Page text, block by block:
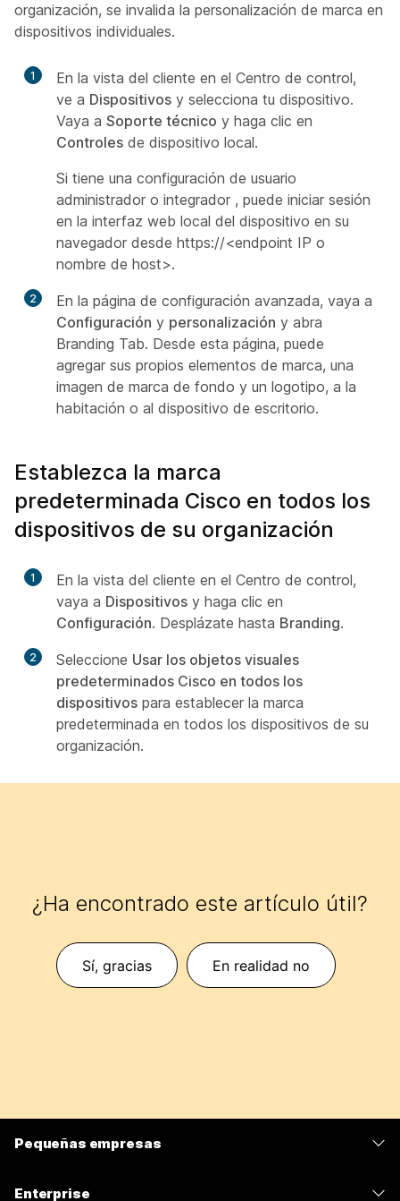
organización, se invalida la personalización de marca en
dispositivos individuales.
1
En la vista del cliente en el Centro de control,
ve a Dispositivos y selecciona tu dispositivo.
Vaya a Soporte técnico y haga clic en
Controles de dispositivo local.
Si tiene una configuración de usuario
administrador o integrador , puede iniciar sesión
en la interfaz web local del dispositivo en su
navegador desde https://<endpoint IP o
nombre de host>.
2
En la página de configuración avanzada, vaya a
Configuración y personalización y abra
Branding Tab. Desde esta página, puede
agregar sus propios elementos de marca, una
imagen de marca de fondo y un logotipo, a la
habitación o al dispositivo de escritorio.
Establezca la marca
predeterminada Cisco en todos los
dispositivos de su organización
1
En la vista del cliente en el Centro de control,
vaya a Dispositivos y haga clic en
Configuración. Desplázate hasta Branding.
2 Seleccione Usar los objetos visuales
predeterminados Cisco en todos los
dispositivos para establecer la marca
predeterminada en todos los dispositivos de su
organización.
¿Ha encontrado este artículo útil?
Sí, gracias En realidad no
Pequeñas empresas
Enterprise